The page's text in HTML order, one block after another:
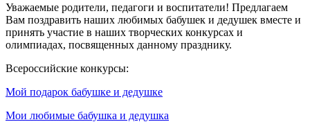
Уважаемые родители, педагоги и воспитатели! Предлагаем
Вам поздравить наших любимых бабушек и дедушек вместе и
принять участие в наших творческих конкурсах и
олимпиадах, посвященных данному празднику.
Всероссийские конкурсы:
Мой подарок бабушке и дедушке
Мои любимые бабушка и дедушка